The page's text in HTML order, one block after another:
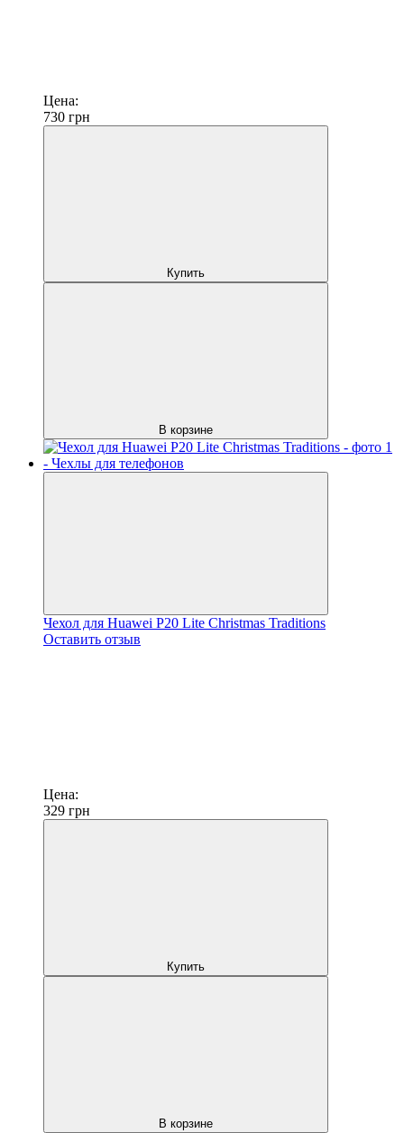
Цена:
730 грн
Купить
В корзине
Чехол для Huawei P20 Lite Christmas Traditions
Оставить отзыв
Цена:
329 грн
Купить
В корзине